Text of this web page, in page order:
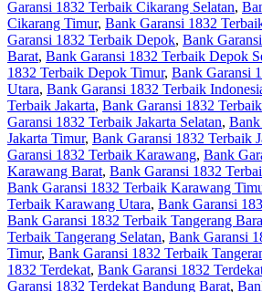
Garansi 1832 Terbaik Cikarang Selatan,
Cikarang Timur, Bank Garansi 1832
Garansi 1832 Terbaik Depok, Bank
Barat, Bank Garansi 1832 Terbaik Depok
1832 Terbaik Depok Timur, Bank Garansi
Utara, Bank Garansi 1832 Terbaik
Terbaik Jakarta, Bank Garansi 1832
Garansi 1832 Terbaik Jakarta Selatan, Bank
Jakarta Timur, Bank Garansi 1832 Terbaik
Garansi 1832 Terbaik Karawang, Bank
Karawang Barat, Bank Garansi 1832
Bank Garansi 1832 Terbaik Karawang
Terbaik Karawang Utara, Bank Garansi
Bank Garansi 1832 Terbaik Tangerang
Terbaik Tangerang Selatan, Bank Garansi
Timur, Bank Garansi 1832 Terbaik
1832 Terdekat, Bank Garansi 1832
Garansi 1832 Terdekat Bandung Barat,